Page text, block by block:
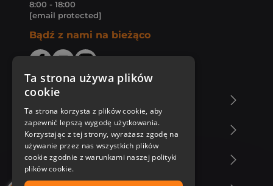
8:00 - 18:00
[email protected]
Bądź z nami na bieżąco
Zakupy u nas
Nasza oferta
Ta strona używa plików
cookie
Ta strona korzysta z plików cookie, aby
zapewnić lepszą wygodę użytkowania.
Korzystając z tej strony, wyrażasz zgodę na
używanie przez nas wszystkich plików
cookie zgodnie z warunkami naszej polityki
plików cookie.